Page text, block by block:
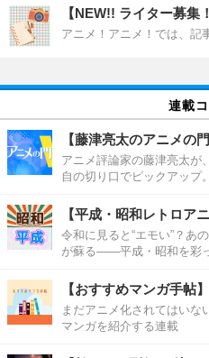
【NEW!! ライター募集
アニメ！アニメ！では、記
連載
【藤津亮太のアニメの門
アニメ評論家の藤津亮太が
自の切り口でピックアップ。
【平成・昭和レトロア
令和に見ると“エモい”？あ
が蘇る――平成・昭和を彩
【おすすめマンガ手帖】
まだアニメ化されてはいな
マンガを紹介する連載